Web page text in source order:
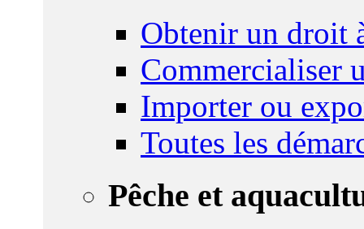
Obtenir un droit
Commercialiser
Importer ou
Toutes les
Pêche et